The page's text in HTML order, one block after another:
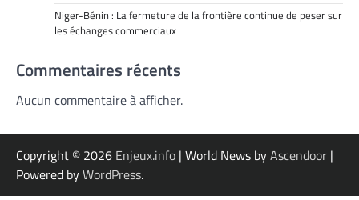
Niger-Bénin : La fermeture de la frontière continue de peser sur
les échanges commerciaux
Commentaires récents
Aucun commentaire à afficher.
Copyright © 2026 Enjeux.info | World News byAscendoor |
Powered byWordPress.